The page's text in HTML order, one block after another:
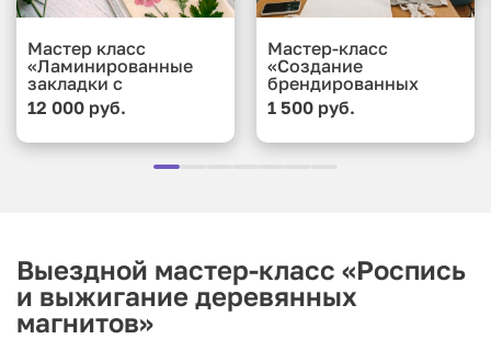
Мастер класс
«Ламинированные
закладки с
сухоцветами и
коллажами»
12 000 руб.
Мастер-класс
«Создание
брендированных
подушек»
1 500 руб.
Выездной мастер-класс «Роспись
и выжигание деревянных
магнитов»